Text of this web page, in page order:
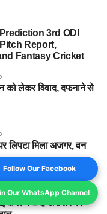
3rd ODI
Report,
Fantasy Cricket
को लेकर विवाद, दफनाने से
लिपटा मिला अजगर, वन
कैमरे में कैद, अफसर पर
Follow Our Facebook
Our WhatsApp Channel